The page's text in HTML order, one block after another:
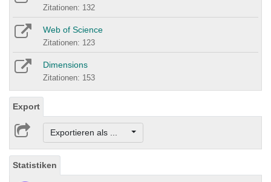
Zitationen: 132
Web of Science
Zitationen: 123
Dimensions
Zitationen: 153
Export
Exportieren als ...
Statistiken